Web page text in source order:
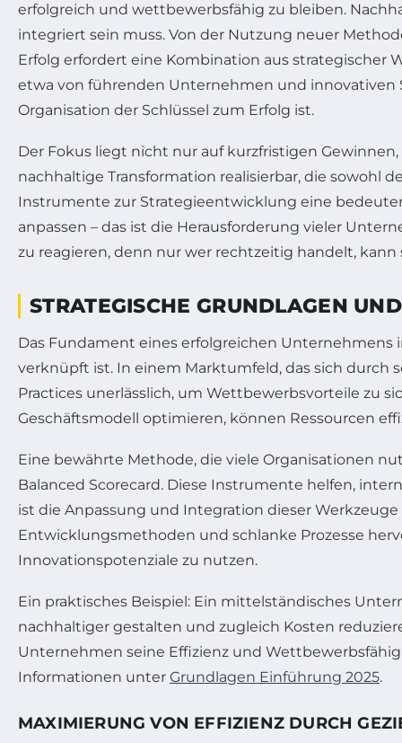
erfolgreich und wettbewerbsfähig zu bleiben.
integriert sein muss. Von der Nutzung neuer
Erfolg erfordert eine Kombination aus strategischer
etwa von führenden Unternehmen und innovativen
Organisation der Schlüssel zum Erfolg ist.
Der Fokus liegt nicht nur auf kurzfristigen
nachhaltige Transformation realisierbar, die sowohl
Instrumente zur Strategieentwicklung eine
anpassen – das ist die Herausforderung vieler
zu reagieren, denn nur wer rechtzeitig handelt, kann
STRATEGISCHE GRUNDLAGEN
Das Fundament eines erfolgreichen
verknüpft ist. In einem Marktumfeld, das sich
Practices unerlässlich, um Wettbewerbsvorteile zu
Geschäftsmodell optimieren, können Ressourcen
Eine bewährte Methode, die viele Organisationen
Balanced Scorecard. Diese Instrumente helfen,
ist die Anpassung und Integration dieser
Entwicklungsmethoden und schlanke Prozesse
Innovationspotenziale zu nutzen.
Ein praktisches Beispiel: Ein mittelständisches
nachhaltiger gestalten und zugleich Kosten
Unternehmen seine Effizienz und
Informationen unter Grundlagen Einführung 2025.
MAXIMIERUNG VON EFFIZIENZ DURCH